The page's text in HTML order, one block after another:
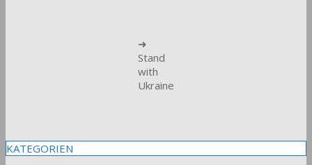
➜
Stand
with
Ukraine
KATEGORIEN